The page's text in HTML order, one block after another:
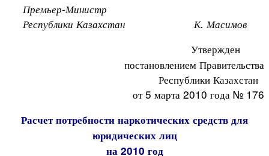
Премьер-Министр
Республики Казахстан
К. Масимов
Утвержден
постановлением Правительства
Республики Казахстан
от 5 марта 2010 года № 176
Расчет потребности наркотических средств для
юридических лиц
на 2010 год